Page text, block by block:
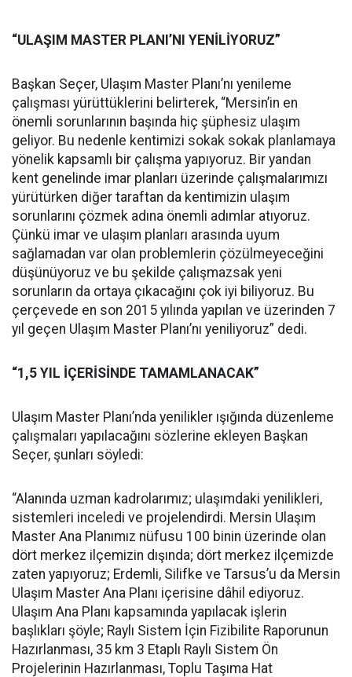
“ULAŞIM MASTER PLANI’NI YENİLİYORUZ”
Başkan Seçer, Ulaşım Master Planı’nı yenileme
çalışması yürüttüklerini belirterek, “Mersin’in en
önemli sorunlarının başında hiç şüphesiz ulaşım
geliyor. Bu nedenle kentimizi sokak sokak planlamaya
yönelik kapsamlı bir çalışma yapıyoruz. Bir yandan
kent genelinde imar planları üzerinde çalışmalarımızı
yürütürken diğer taraftan da kentimizin ulaşım
sorunlarını çözmek adına önemli adımlar atıyoruz.
Çünkü imar ve ulaşım planları arasında uyum
sağlamadan var olan problemlerin çözülmeyeceğini
düşünüyoruz ve bu şekilde çalışmazsak yeni
sorunların da ortaya çıkacağını çok iyi biliyoruz. Bu
çerçevede en son 2015 yılında yapılan ve üzerinden 7
yıl geçen Ulaşım Master Planı’nı yeniliyoruz” dedi.
“1,5 YIL İÇERİSİNDE TAMAMLANACAK”
Ulaşım Master Planı’nda yenilikler ışığında düzenleme
çalışmaları yapılacağını sözlerine ekleyen Başkan
Seçer, şunları söyledi:
“Alanında uzman kadrolarımız; ulaşımdaki yenilikleri,
sistemleri inceledi ve projelendirdi. Mersin Ulaşım
Master Ana Planımız nüfusu 100 binin üzerinde olan
dört merkez ilçemizin dışında; dört merkez ilçemizde
zaten yapıyoruz; Erdemli, Silifke ve Tarsus’u da Mersin
Ulaşım Master Ana Planı içerisine dâhil ediyoruz.
Ulaşım Ana Planı kapsamında yapılacak işlerin
başlıkları şöyle; Raylı Sistem İçin Fizibilite Raporunun
Hazırlanması, 35 km 3 Etaplı Raylı Sistem Ön
Projelerinin Hazırlanması, Toplu Taşıma Hat